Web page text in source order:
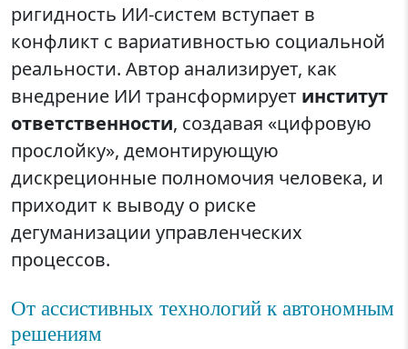
ригидность ИИ-систем вступает в
конфликт с вариативностью социальной
реальности. Автор анализирует, как
внедрение ИИ трансформирует институт
ответственности, создавая «цифровую
прослойку», демонтирующую
дискреционные полномочия человека, и
приходит к выводу о риске
дегуманизации управленческих
процессов.
От ассистивных технологий к автономным
решениям